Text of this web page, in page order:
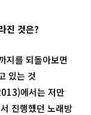
진 것은?
지를 되돌아보면
있는 것
에서는 저만
진행했던 노래방